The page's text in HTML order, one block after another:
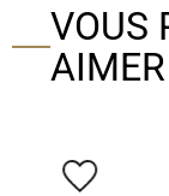
VOUS
AIMER
favorite_border